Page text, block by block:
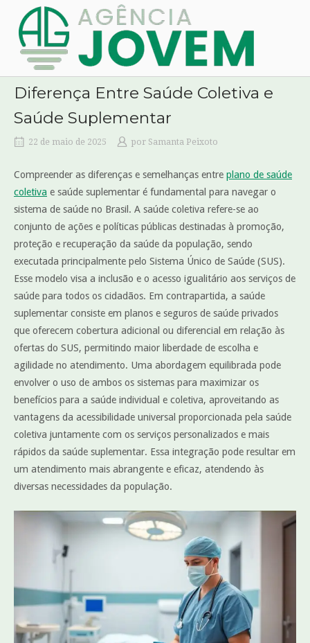
content
Home
Diferença Entre Saúde Coletiva e
Saúde Suplementar
22 de maio de 2025 por Samanta Peixoto
Compreender as diferenças e semelhanças entre plano de saúde
coletiva e saúde suplementar é fundamental para navegar o
sistema de saúde no Brasil. A saúde coletiva refere-se ao
conjunto de ações e políticas públicas destinadas à promoção,
proteção e recuperação da saúde da população, sendo
executada principalmente pelo Sistema Único de Saúde (SUS).
Esse modelo visa a inclusão e o acesso igualitário aos serviços de
saúde para todos os cidadãos. Em contrapartida, a saúde
suplementar consiste em planos e seguros de saúde privados
que oferecem cobertura adicional ou diferencial em relação às
ofertas do SUS, permitindo maior liberdade de escolha e
agilidade no atendimento. Uma abordagem equilibrada pode
envolver o uso de ambos os sistemas para maximizar os
benefícios para a saúde individual e coletiva, aproveitando as
vantagens da acessibilidade universal proporcionada pela saúde
coletiva juntamente com os serviços personalizados e mais
rápidos da saúde suplementar. Essa integração pode resultar em
um atendimento mais abrangente e eficaz, atendendo às
diversas necessidades da população.